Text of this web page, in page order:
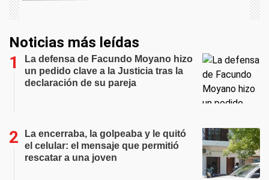
Noticias más leídas
La defensa de Facundo Moyano hizo
un pedido clave a la Justicia tras la
declaración de su pareja
La encerraba, la golpeaba y le quitó
el celular: el mensaje que permitió
rescatar a una joven